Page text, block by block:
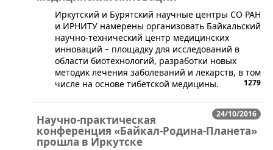
​Иркутский и Бурятский научные центры СО РАН
и ИРНИТУ намерены организовать Байкальский
научно-технический центр медицинских
инноваций – площадку для исследований в
области биотехнологий, разработки новых
методик лечения заболеваний и лекарств, в том
числе на основе тибетской медицины.
1279
24/10/2016
Научно-практическая
конференция «Байкал-Родина-Планета»
прошла в Иркутске